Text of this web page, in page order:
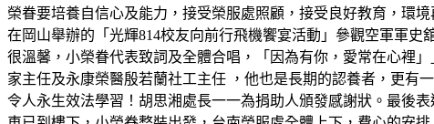
榮眷要培養自信心及能力，接受榮服處照顧，接受良好教育，環
在岡山舉辦的「光輝814校友向前行飛機饗宴活動」參觀空軍軍
很溫馨，小榮眷代表致詞及全體合唱，「因為有你，愛常在心裡
家主任及永康榮醫殷若蘭社工主任 ，他也是長期的認養者，更有
令人永生效法學習！胡思湘處長一一為捐助人頒發感謝狀。最後